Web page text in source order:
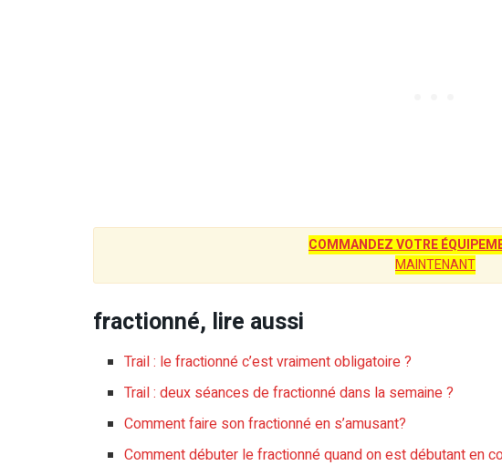
COMMANDEZ VOTRE
MAINTENANT
fractionné, lire aussi
Trail : le fractionné c’est vraiment obligatoire ?
Trail : deux séances de fractionné dans la semaine ?
Comment faire son fractionné en s’amusant?
Comment débuter le fractionné quand on est débutant en